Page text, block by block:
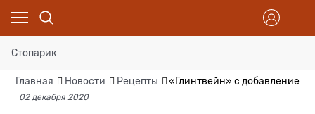
Стопарик
Главная Новости Рецепты «Глинтвейн» с добавлением
02 декабря 2020